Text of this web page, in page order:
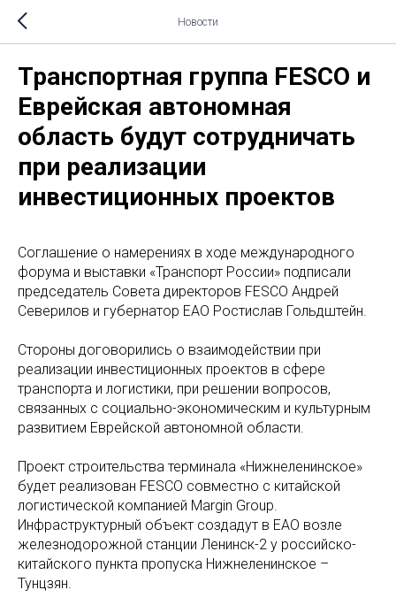
Новости
Транспортная группа FESCO и
Еврейская автономная
область будут сотрудничать
при реализации
инвестиционных проектов
Соглашение о намерениях в ходе международного
форума и выставки «Транспорт России» подписали
председатель Совета директоров FESCO Андрей
Северилов и губернатор ЕАО Ростислав Гольдштейн.
Стороны договорились о взаимодействии при
реализации инвестиционных проектов в сфере
транспорта и логистики, при решении вопросов,
связанных с социально-экономическим и культурным
развитием Еврейской автономной области.
Проект строительства терминала «Нижнеленинское»
будет реализован FESCO совместно с китайской
логистической компанией Margin Group.
Инфраструктурный объект создадут в ЕАО возле
железнодорожной станции Ленинск-2 у российско-
китайского пункта пропуска Нижнеленинское –
Тунцзян.